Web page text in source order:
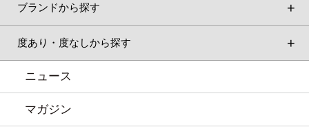
ブランドから探す
度あり・度なしから探す
ニュース
マガジン